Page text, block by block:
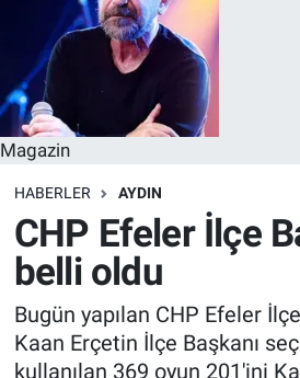
Magazin
HABERLER AYDIN
CHP Efeler İlçe
belli oldu
Bugün yapılan CHP Efeler
Kaan Erçetin İlçe Başkanı
kullanılan 369 oyun 201'ini